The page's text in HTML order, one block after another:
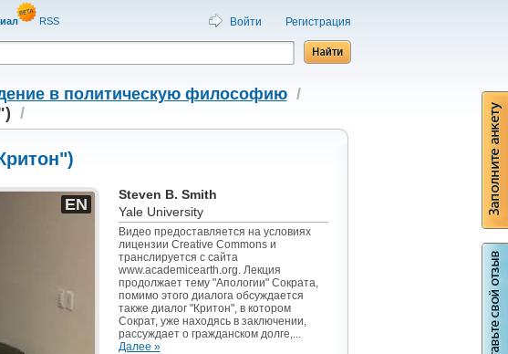
RSS Войти Регистрация
в политическую философию/
/
EN
Steven B. Smith
Yale University
Видео предоставляется на условиях
лицензии Creative Commons и
транслируется с сайта
www.academicearth.org. Лекция
продолжает тему "Апологии" Сократа,
помимо этого диалога обсуждается
также диалог "Критон", в котором
Сократ, уже находясь в заключении,
рассуждает о гражданском долге,...
Далее »